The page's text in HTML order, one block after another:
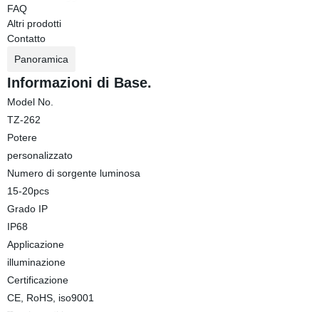
FAQ
Altri prodotti
Contatto
Panoramica
Informazioni di Base.
Model No.
TZ-262
Potere
personalizzato
Numero di sorgente luminosa
15-20pcs
Grado IP
IP68
Applicazione
illuminazione
Certificazione
CE, RoHS, iso9001